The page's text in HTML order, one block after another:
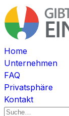
Home
Unternehmen
FAQ
Privatsphäre
Kontakt